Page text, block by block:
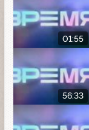
01:55
56:33